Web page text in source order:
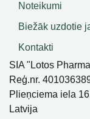
Noteikumi
Biežāk uzdotie
Kontakti
SIA "Lotos
Reģ.nr.
Plieņciema iela
Latvija